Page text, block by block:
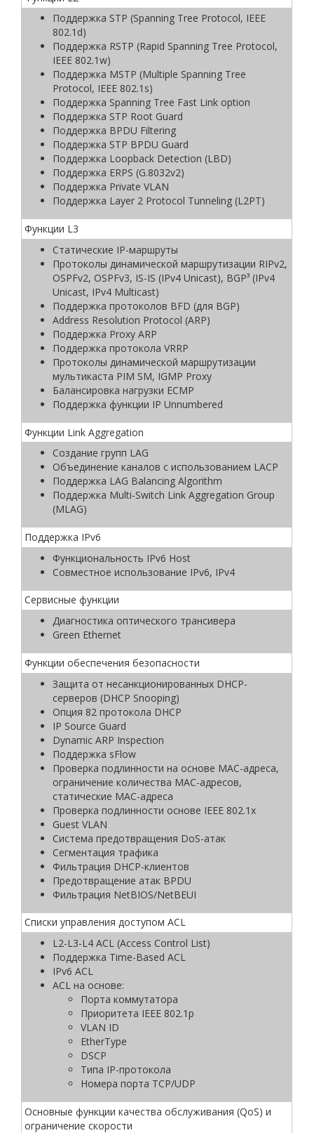
Поддержка STP (Spanning Tree Protocol, IEEE
802.1d)
Поддержка RSTP (Rapid Spanning Tree Protocol,
IEEE 802.1w)
Поддержка MSTP (Multiple Spanning Tree
Protocol, IEEE 802.1s)
Поддержка Spanning Tree Fast Link option
Поддержка STP Root Guard
Поддержка BPDU Filtering
Поддержка STP BPDU Guard
Поддержка Loopback Detection (LBD)
Поддержка ERPS (G.8032v2)
Поддержка Private VLAN
Поддержка Layer 2 Protocol Tunneling (L2PT)
Функции L3
Статические IP-маршруты
Протоколы динамической маршрутизации RIPv2,
OSPFv2, OSPFv3, IS-IS (IPv4 Unicast), BGP³ (IPv4
Unicast, IPv4 Multicast)
Поддержка протоколов BFD (для BGP)
Address Resolution Protocol (ARP)
Поддержка Proxy ARP
Поддержка протокола VRRP
Протоколы динамической маршрутизации
мультикаста PIM SM, IGMP Proxy
Балансировка нагрузки ECMP
Поддержка функции IP Unnumbered
Функции Link Aggregation
Создание групп LAG
Объединение каналов с использованием LACP
Поддержка LAG Balancing Algorithm
Поддержка Multi-Switch Link Aggregation Group
(MLAG)
Поддержка IPv6
Функциональность IРv6 Host
Совместное использование IРv6, IРv4
Сервисные функции
Диагностика оптического трансивера
Green Ethernet
Функции обеспечения безопасности
Защита от несанкционированных DHCP-
серверов (DHCP Snooping)
Опция 82 протокола DHCP
IP Source Guard
Dynamic ARP Inspection
Поддержка sFlow
Проверка подлинности на основе MAC-адреса,
ограничение количества MAC-адресов,
статические MAC-адреса
Проверка подлинности основе IEEE 802.1x
Guest VLAN
Система предотвращения DoS-атак
Сегментация трафика
Фильтрация DHCP-клиентов
Предотвращение атак BPDU
Фильтрация NetBIOS/NetBEUI
Списки управления доступом ACL
L2-L3-L4 ACL (Access Control List)
Поддержка Time-Based ACL
IРv6 ACL
ACL на основе:
Порта коммутатора
Приоритета IEEE 802.1p
VLAN ID
EtherType
DSCP
Типа IP-протокола
Номера порта TCP/UDP
Основные функции качества обслуживания (QoS) и
ограничение скорости